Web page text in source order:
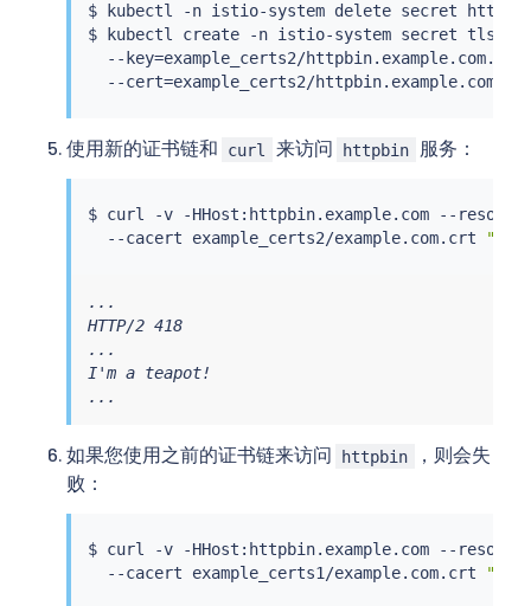
$ kubectl -n istio-system delete secret
$
kubectl create -n istio-system secret tls
  --key
=example_certs2/
  --cert
=
使用新的证书链和 curl 来访问 httpbin 服务：
$ curl -v -HHost:httpbin.example.com --
  --cacert example_certs2/example.com.crt
...
HTTP/2 418
...
I'm a teapot!
...
如果您使用之前的证书链来访问 httpbin
，则会失
败：
$ curl -v -HHost:httpbin.example.com --
  --cacert example_certs1/example.com.crt